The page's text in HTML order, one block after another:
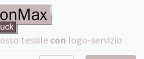
tessile con logo-servizio